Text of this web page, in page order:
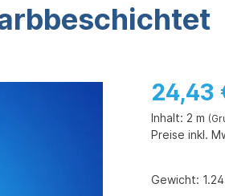
24,43
Inhalt: 2 m
Preise inkl.
Gewicht: